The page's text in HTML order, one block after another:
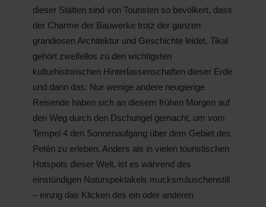
dieser Stätten sind von Touristen so bevölkert, dass
der Charme der Bauwerke trotz der ganzen
grandiosen Architektur und Geschichte leidet. Tikal
gehört zweifellos zu den wichtigsten
kulturhistorischen Hinterlassenschaften dieser Erde
und dann das: Nur wenige andere neugierige
Reisende haben sich an diesem frühen Morgen auf
den Weg durch den Dschungel gemacht, um vom
Tempel 4 den Sonnenaufgang über dem Gebiet des
Petén zu erleben. Anders als in vielen touristischen
Hotspots dieser Welt, ist es während des
einstündigen Naturspektakels mucksmäuschenstill
– einzig das Klicken des ein oder anderen